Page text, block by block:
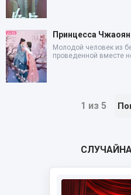
Принцесса Чжаоян
Молодой человек из
проведенной вместе
1 из 5